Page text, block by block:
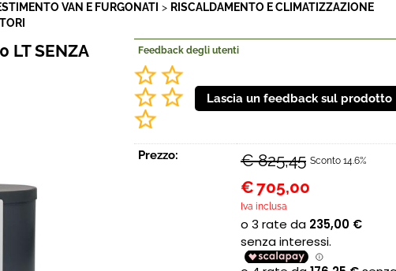
VAN E FURGONATI
RISCALDAMENTO E CLIMATIZZAZIONE
LT SENZA
Feedback degli utenti
Prezzo: € 825,45 Sconto 14.6%
€705,00
Iva inclusa